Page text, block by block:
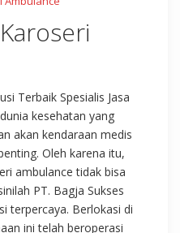
Terbaik Spesialis Jasa
kesehatan yang
akan kendaraan medis
Oleh karena itu,
ambulance tidak bisa
PT. Bagja Sukses
terpercaya. Berlokasi di
ini telah beroperasi